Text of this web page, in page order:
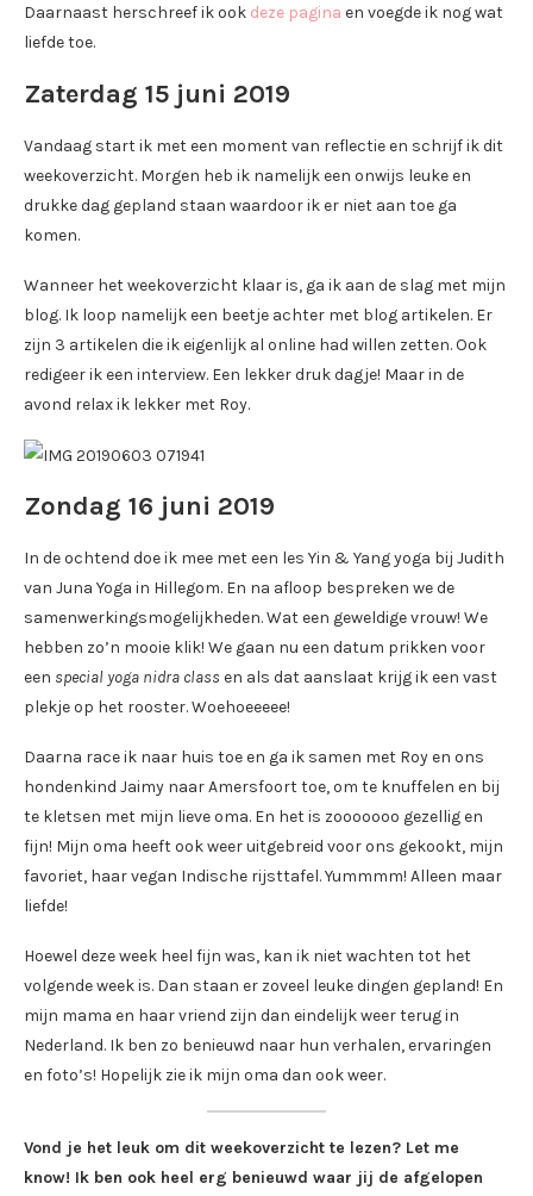
Daarnaast herschreef ik ook deze pagina en voegde ik nog wat
liefde toe.
Zaterdag 15 juni 2019
Vandaag start ik met een moment van reflectie en schrijf ik dit
weekoverzicht. Morgen heb ik namelijk een onwijs leuke en
drukke dag gepland staan waardoor ik er niet aan toe ga
komen.
Wanneer het weekoverzicht klaar is, ga ik aan de slag met mijn
blog. Ik loop namelijk een beetje achter met blog artikelen. Er
zijn 3 artikelen die ik eigenlijk al online had willen zetten. Ook
redigeer ik een interview. Een lekker druk dagje! Maar in de
avond relax ik lekker met Roy.
Zondag 16 juni 2019
In de ochtend doe ik mee met een les Yin & Yang yoga bij Judith
van Juna Yoga in Hillegom. En na afloop bespreken we de
samenwerkingsmogelijkheden. Wat een geweldige vrouw! We
hebben zo’n mooie klik! We gaan nu een datum prikken voor
een special yoga nidra class en als dat aanslaat krijg ik een vast
plekje op het rooster. Woehoeeeee!
Daarna race ik naar huis toe en ga ik samen met Roy en ons
hondenkind Jaimy naar Amersfoort toe, om te knuffelen en bij
te kletsen met mijn lieve oma. En het is zooooooo gezellig en
fijn! Mijn oma heeft ook weer uitgebreid voor ons gekookt, mijn
favoriet, haar vegan Indische rijsttafel. Yummmm! Alleen maar
liefde!
Hoewel deze week heel fijn was, kan ik niet wachten tot het
volgende week is. Dan staan er zoveel leuke dingen gepland! En
mijn mama en haar vriend zijn dan eindelijk weer terug in
Nederland. Ik ben zo benieuwd naar hun verhalen, ervaringen
en foto’s! Hopelijk zie ik mijn oma dan ook weer.
Vond je het leuk om dit weekoverzicht te lezen? Let me
know! Ik ben ook heel erg benieuwd waar jij de afgelopen